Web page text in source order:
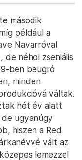
második
például a
Navarróval
de néhol zseniális
ben beugró
minden
váltak.
hét év alatt
ugyanúgy
hiszen a Red
vált az
lemezzel